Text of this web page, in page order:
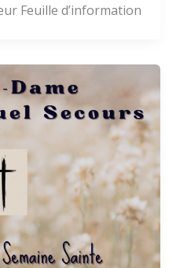
Feuille d’information